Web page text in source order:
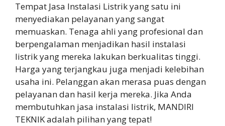
Tempat Jasa Instalasi Listrik yang satu ini
menyediakan pelayanan yang sangat
memuaskan. Tenaga ahli yang profesional dan
berpengalaman menjadikan hasil instalasi
listrik yang mereka lakukan berkualitas tinggi.
Harga yang terjangkau juga menjadi kelebihan
usaha ini. Pelanggan akan merasa puas dengan
pelayanan dan hasil kerja mereka. Jika Anda
membutuhkan jasa instalasi listrik, MANDIRI
TEKNIK adalah pilihan yang tepat!